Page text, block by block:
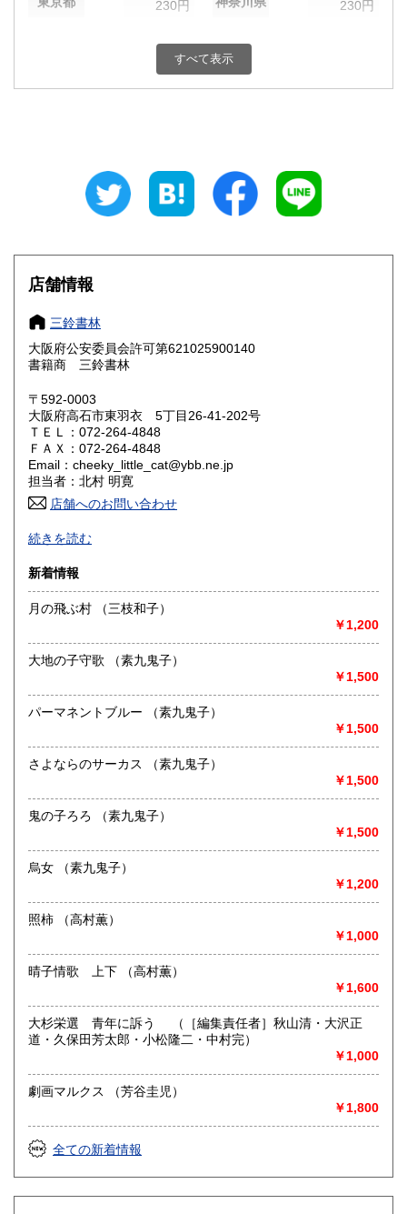
230円 230円
230円 富山県
230円 三重県
大阪府
奈良県
鳥取県 230円 島根県
岡山県
山口県 230円
香川県 230円 愛媛県
高知県 230円
佐賀県
熊本県 230円 大分県 230円
230円
沖縄県 230円
すべて表示
店舗情報
三鈴書林
大阪府公安委員会許可第621025900140
書籍商 三鈴書林
〒592-0003
大阪府高石市東羽衣 5丁目26-41-202号
ＴＥＬ：072-264-4848
ＦＡＸ：072-264-4848
Email：cheeky_little_cat@ybb.ne.jp
担当者：北村 明寛
店舗へのお問い合わせ
最寄駅：-
営業時間：-
定休日：-
書籍の買取について
取り扱い分野
続きを読む
新着情報
月の飛ぶ村 （三枝和子）
￥1,200
大地の子守歌 （素九鬼子）
￥1,500
パーマネントブルー （素九鬼子）
￥1,500
さよならのサーカス （素九鬼子）
￥1,500
鬼の子ろろ （素九鬼子）
￥1,500
烏女 （素九鬼子）
￥1,200
照柿 （高村薫）
￥1,000
晴子情歌 上下 （高村薫）
￥1,600
大杉栄選 青年に訴う （［編集責任者］秋山清・大沢正
道・久保田芳太郎・小松隆二・中村完）
￥1,000
劇画マルクス （芳谷圭児）
￥1,800
全ての新着情報